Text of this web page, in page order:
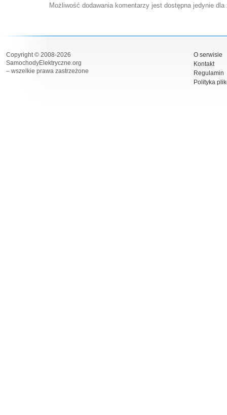
Możliwość dodawania komentarzy jest dostępna jedynie
Copyright © 2008-2026
SamochodyElektryczne.org
– wszelkie prawa zastrzeżone
O serwisie
Kontakt
Regulamin
Polityka